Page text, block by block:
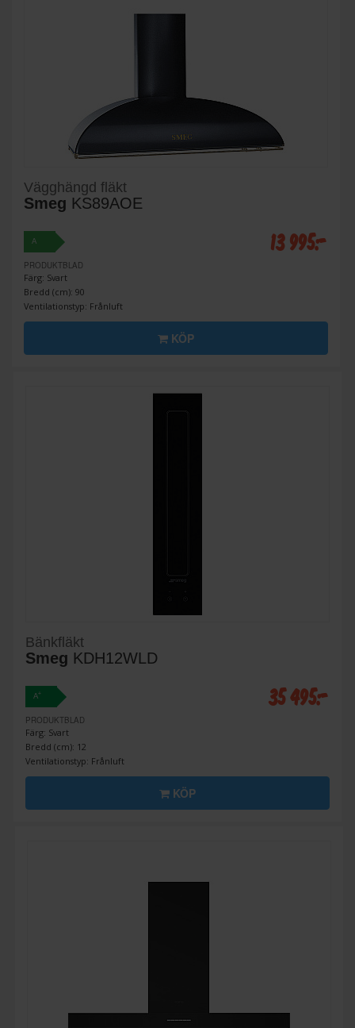
Vägghängd fläkt
Smeg KS89AOE
A
PRODUKTBLAD
Färg: Svart
Bredd (cm): 90
Ventilationstyp: Frånluft
13 995:-
KÖP
Bänkfläkt
Smeg KDH12WLD
A+
PRODUKTBLAD
Färg: Svart
Bredd (cm): 12
Ventilationstyp: Frånluft
35 495:-
KÖP